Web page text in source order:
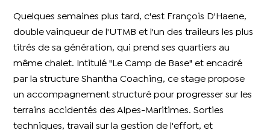
Quelques semaines plus tard, c'est François D'Haene,
double vainqueur de l'UTMB et l'un des traileurs les plus
titrés de sa génération, qui prend ses quartiers au
même chalet. Intitulé "Le Camp de Base" et encadré
par la structure Shantha Coaching, ce stage propose
un accompagnement structuré pour progresser sur les
terrains accidentés des Alpes-Maritimes. Sorties
techniques, travail sur la gestion de l'effort, et